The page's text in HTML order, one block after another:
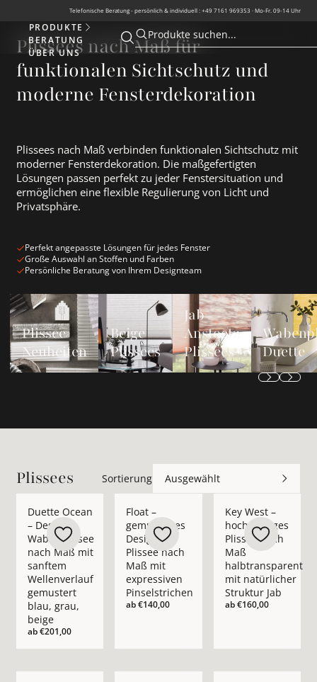
Telefonische Beratung - persönlich & individuell : +49 7161 969353 · Mo-Fr. 09-14 Uhr
Produkte
PRODUKTE
BERATUNG
ÜBER UNS
Suche öffnen
Suche öffnen
Produkte suchen...
Plissees nach Maß für
funktionalen Sichtschutz und
moderne Fensterdekoration
Plissees nach Maß verbinden funktionalen Sichtschutz mit
moderner Fensterdekoration. Die maßgefertigten
Lösungen passen perfekt zu jeder Fenstersituation und
ermöglichen eine flexible Regulierung von Licht und
Privatsphäre.
Perfekt angepasste Lösungen für jedes Fenster
Große Auswahl an Stoffen und Farben
Persönliche Beratung von Ihrem Designteam
Plissee Neuheiten ansehen
Plissee
Neuheiten
Beige Plissees ansehen
Beige
Plissees
Jab Anstoetz Plissees ansehen
Jab
Anstoetz
Plissees
Duette
Plissees Sortierung Ausgewählt
Duette Ocean
– Design-
Wabenplissee
nach Maß mit
sanftem
Wellenverlauf
gemustert
blau, grau,
beige
ab€201,00
Float –
gemustertes
Design-
Plissee nach
Maß mit
expressiven
Pinselstrichen
ab€140,00
Key West –
hochwertiges
Plissee nach
Maß
halbtransparent
mit natürlicher
Struktur Jab
ab€160,00